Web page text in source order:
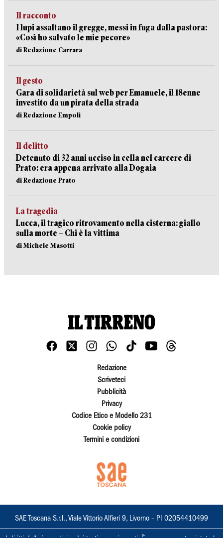
Il racconto
I lupi assaltano il gregge, messi in fuga dalla pastora:
«Così ho salvato le mie pecore»
di Redazione Carrara
Il gesto
Gara di solidarietà sul web per Emanuele, il 18enne
investito da un pirata della strada
di Redazione Empoli
Il delitto
Detenuto di 32 anni ucciso in cella nel carcere di
Prato: era appena arrivato alla Dogaia
di Redazione Prato
La tragedia
Lucca, il tragico ritrovamento nella cisterna: giallo
sulla morte – Chi è la vittima
di Michele Masotti
Redazione
Scriveteci
Pubblicità
Privacy
Codice Etico e Modello 231
Cookie policy
Termini e condizioni
SAE Toscana S.r.l., Viale Vittorio Alfieri 9, Livorno – PI 02054410499